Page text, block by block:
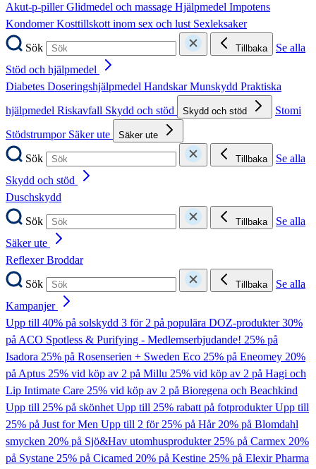
Akut-p-pillerGlidmedel och massage Hjälpmedel Impotens
KondomerKosttillskott inom sex och lust Sexleksaker
Sök
Tillbaka
Se alla
Stöd och hjälpmedel
Diabetes Doseringshjälpmedel HandskarMunskydd Praktiska
hjälpmedel Riskavfall Skydd och stöd Skydd och stöd
Stomi
Stödstrumpor Säker ute Säker ute
Sök Tillbaka
Se alla
Skydd och stöd
Duschskydd
Sök
Tillbaka
Se alla
Säker ute
ReflexerBroddar
Sök
Tillbaka
Se alla
Kampanjer
Upp till 40% på solskydd 3 för 2 på populära DOZ-produkter30%
på ACO Spotless & Purifying - Medlemserbjudande! 25% på
Isadora 25% på Rosenserien + Sweden Eco 25% på Eneomey 20%
på Aptus 25% vid köp av 2 på Millu 25% vid köp av 2 på Hagi och
Lip Intimate Care 25% vid köp av 2 på Bioregena och Beachkind
Upp till 25% på skönhetUpp till 25% rabatt på fotprodukterUpp till
25% på Just for Men Upp till 2 för 25% på Hår20% på Blomdahl
smycken 20% på Sjö&Hav utomhusprodukter25% på Carmex 20%
på Systane 25% på Cicamed 20% på Kestine 25% på Elexir Pharma